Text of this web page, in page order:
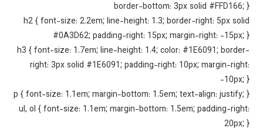
border-bottom: 3px solid
h2 { font-size: 2.2em; line-height: 1.3; border-right: 5px
#0A3D62; padding-right: 15px; margin-right: -
h3 { font-size: 1.7em; line-height: 1.4; color: #1E6091;
right: 3px solid #1E6091; padding-right: 10px; margin-
-
p { font-size: 1.1em; margin-bottom: 1.5em; text-align:
ul, ol { font-size: 1.1em; margin-bottom: 1.5em; padding-